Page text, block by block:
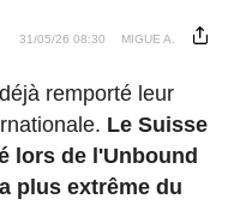
31/05/26 08:30 MIGUE A.
remporté leur
Le Suisse
lors de l'Unbound
plus extrême du